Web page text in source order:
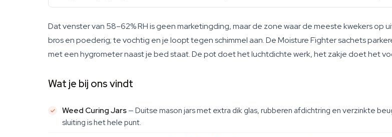
Dat venster van 58–62% RH is geen marketingding, maar de zone waar de meeste kwekers op
bros en poederig; te vochtig en je loopt tegen schimmel aan. De Moisture Fighter sachets
met een hygrometer naast je bed staat. De pot doet het luchtdichte werk, het zakje doet het
Wat je bij ons vindt
Weed Curing Jars— Duitse mason jars met extra dik glas, rubberen afdichtring en verzinkte
sluiting is het hele punt.